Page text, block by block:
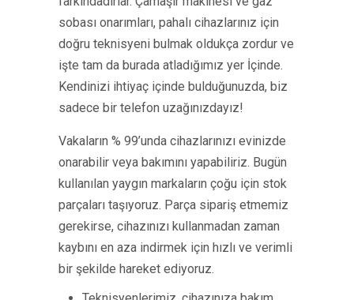
sobası onarımları, pahalı cihazlarınız için
doğru teknisyeni bulmak oldukça zordur ve
işte tam da burada atladığımız yer İçinde.
Kendinizi ihtiyaç içinde bulduğunuzda, biz
sadece bir telefon uzağınızdayız!
Vakaların % 99’unda cihazlarınızı evinizde
onarabilir veya bakımını yapabiliriz. Bugün
kullanılan yaygın markaların çoğu için stok
parçaları taşıyoruz. Parça sipariş etmemiz
gerekirse, cihazınızı kullanmadan zaman
kaybını en aza indirmek için hızlı ve verimli
bir şekilde hareket ediyoruz.